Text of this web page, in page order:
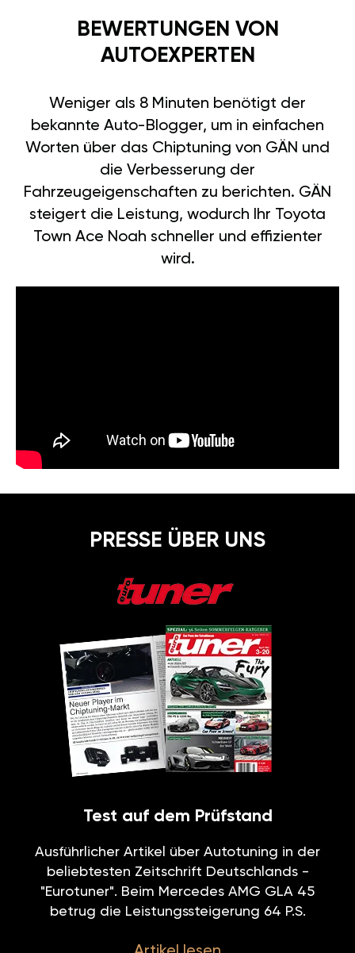
BEWERTUNGEN VON
AUTOEXPERTEN
Weniger als 8 Minuten benötigt der
bekannte Auto-Blogger, um in einfachen
Worten über das Chiptuning von GÄN und
die Verbesserung der
Fahrzeugeigenschaften zu berichten. GÄN
steigert die Leistung, wodurch Ihr Toyota
Town Ace Noah schneller und effizienter
wird.
PRESSE ÜBER UNS
Test auf dem Prüfstand
Ausführlicher Artikel über Autotuning in der
beliebtesten Zeitschrift Deutschlands -
"Eurotuner". Beim Mercedes AMG GLA 45
betrug die Leistungssteigerung 64 P.S.